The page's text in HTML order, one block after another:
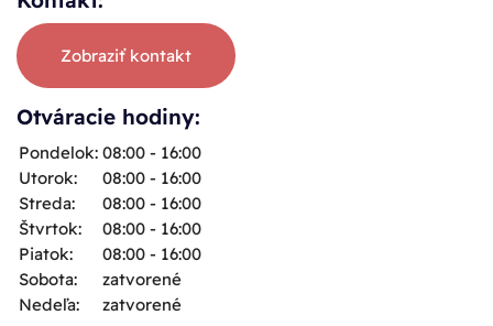
Zobraziť kontakt
Otváracie hodiny:
Pondelok: 08:00 - 16:00
Utorok:
08:00 - 16:00
Streda:
08:00 - 16:00
Štvrtok:
08:00 - 16:00
Piatok:
08:00 - 16:00
Sobota:
zatvorené
Nedeľa:
zatvorené